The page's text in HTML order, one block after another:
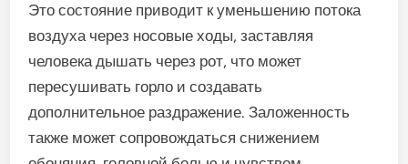
Это состояние приводит к уменьшению потока
воздуха через носовые ходы, заставляя
человека дышать через рот, что может
пересушивать горло и создавать
дополнительное раздражение. Заложенность
также может сопровождаться снижением